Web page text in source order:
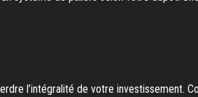
l’intégralité de votre investissement.